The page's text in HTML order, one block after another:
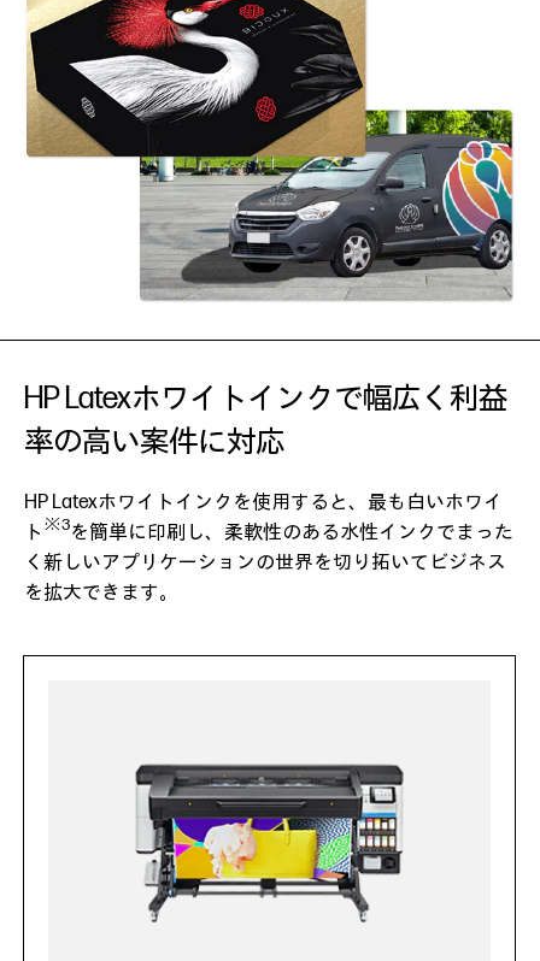
HP Latexホワイトインクで幅広く利益
率の高い案件に対応
HP Latexホワイトインクを使用すると、最も白いホワイ
ト ※3を簡単に印刷し、柔軟性のある水性インクでまった
く新しいアプリケーションの世界を切り拓いてビジネス
を拡大できます。